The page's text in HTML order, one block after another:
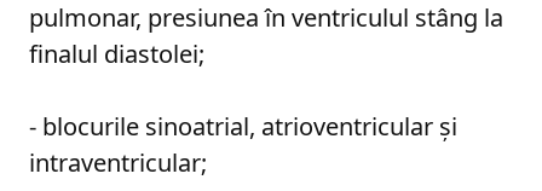
pulmonar, presiunea în ventriculul stâng la
finalul diastolei;
- blocurile sinoatrial, atrioventricular şi
intraventricular;